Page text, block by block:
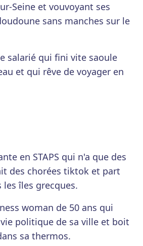
Seine et vouvoyant ses
sans manches sur le
salarié qui fini vite saoule
et qui rêve de voyager en
en STAPS qui n'a que des
des chorées tiktok et part
îles grecques.
woman de 50 ans qui
politique de sa ville et boit
sa thermos.